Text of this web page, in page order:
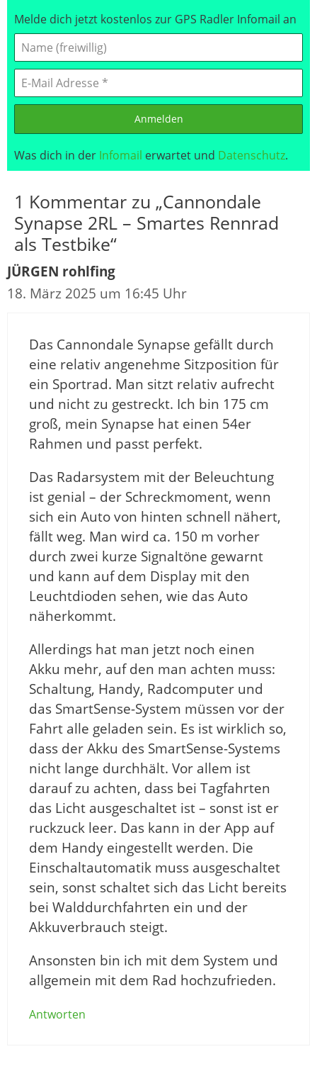
Melde dich jetzt kostenlos zur GPS Radler Infomail an
Anmelden
Was dich in der Infomail erwartet und Datenschutz.
1 Kommentar zu „Cannondale
Synapse 2RL – Smartes Rennrad
als Testbike“
JÜRGEN rohlfing
18. März 2025 um 16:45 Uhr
Das Cannondale Synapse gefällt durch
eine relativ angenehme Sitzposition für
ein Sportrad. Man sitzt relativ aufrecht
und nicht zu gestreckt. Ich bin 175 cm
groß, mein Synapse hat einen 54er
Rahmen und passt perfekt.
Das Radarsystem mit der Beleuchtung
ist genial – der Schreckmoment, wenn
sich ein Auto von hinten schnell nähert,
fällt weg. Man wird ca. 150 m vorher
durch zwei kurze Signaltöne gewarnt
und kann auf dem Display mit den
Leuchtdioden sehen, wie das Auto
näherkommt.
Allerdings hat man jetzt noch einen
Akku mehr, auf den man achten muss:
Schaltung, Handy, Radcomputer und
das SmartSense-System müssen vor der
Fahrt alle geladen sein. Es ist wirklich so,
dass der Akku des SmartSense-Systems
nicht lange durchhält. Vor allem ist
darauf zu achten, dass bei Tagfahrten
das Licht ausgeschaltet ist – sonst ist er
ruckzuck leer. Das kann in der App auf
dem Handy eingestellt werden. Die
Einschaltautomatik muss ausgeschaltet
sein, sonst schaltet sich das Licht bereits
bei Walddurchfahrten ein und der
Akkuverbrauch steigt.
Ansonsten bin ich mit dem System und
allgemein mit dem Rad hochzufrieden.
Antworten